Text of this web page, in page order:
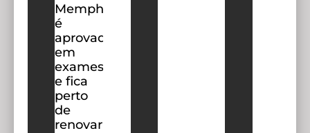
Memphis
é
aprovado
em
exames
e fica
perto
de
renovar